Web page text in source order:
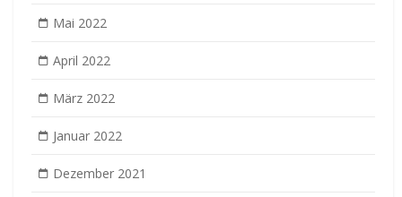
Mai 2022
April 2022
März 2022
Januar 2022
Dezember 2021